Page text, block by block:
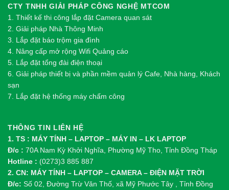
CTY TNHH GIẢI PHÁP CÔNG NGHỆ MTCOM
1. Thiết kế thi công lắp đặt Camera quan sát
2. Giải pháp Nhà Thông Minh
3. Lắp đặt báo trộm gia đình
4. Nâng cấp mở rộng Wifi Quảng cáo
5. Lắp đặt tổng đài điện thoại
6. Giải pháp thiết bị và phần mềm quản lý Cafe, Nhà hàng, Khách
sạn
7. Lắp đặt hệ thống máy chấm công
THÔNG TIN LIÊN HỆ
1. TS : MÁY TÍNH – LAPTOP – MÁY IN – LK LAPTOP
Đ/c : 70A Nam Kỳ Khởi Nghĩa, Phường Mỹ Tho, Tỉnh Đồng Tháp
Hotline : (0273)3 885 887
2. CN: MÁY TÍNH – LAPTOP – CAMERA – ĐIỆN MẶT TRỜI
Đ/c: Số 02, Đường Trừ Văn Thố, xã Mỹ Phước Tây , Tỉnh Đồng